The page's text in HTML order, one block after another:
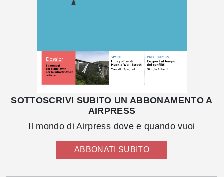
SOTTOSCRIVI SUBITO UN ABBONAMENTO A
AIRPRESS
Il mondo di Airpress dove e quando vuoi
ABBONATI SUBITO